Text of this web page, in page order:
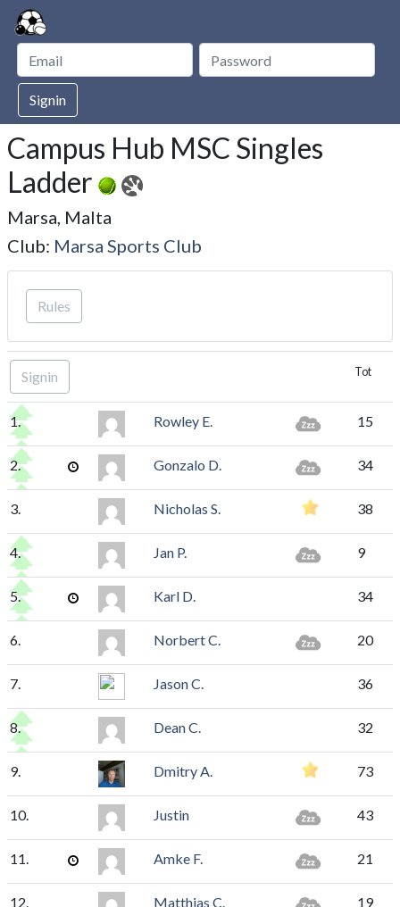
Signin
Campus Hub MSC Singles
Ladder
Marsa, Malta
Club: Marsa Sports Club
Rules
Signin Tot
1. Rowley E. 15
2. Gonzalo D. 34
3. Nicholas S. 38
4. Jan P. 9
5. Karl D. 34
6. Norbert C. 20
7. Jason C. 36
8. Dean C. 32
9. Dmitry A. 73
10. Justin 43
11. Amke F. 21
12. Matthias C. 19